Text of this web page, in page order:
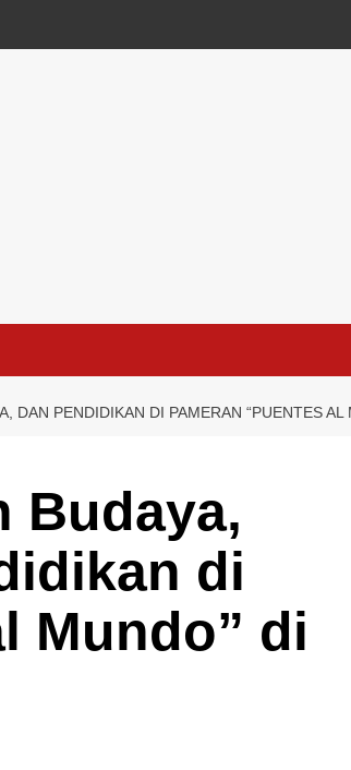
DAN PENDIDIKAN DI PAMERAN “PUENTES
Budaya,
di
Mundo” di